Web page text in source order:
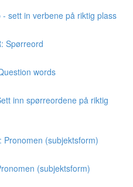
- sett in verbene på riktig plass
Spørreord
words
inn spørreordene på riktig
Pronomen (subjektsform)
(subjektsform)